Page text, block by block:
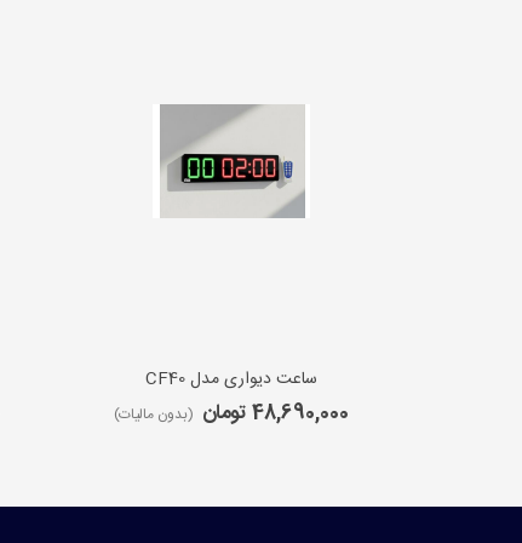
ساعت دیواری مدل CF40
48,690,000 تومان (بدون مالیات)